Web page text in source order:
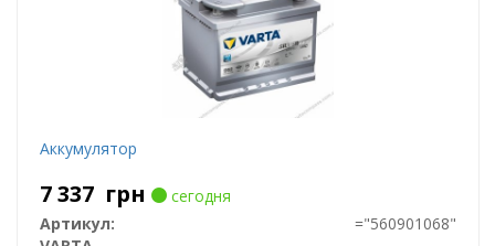
Аккумулятор
7 337 грн
сегодня
Артикул:
="560901068"